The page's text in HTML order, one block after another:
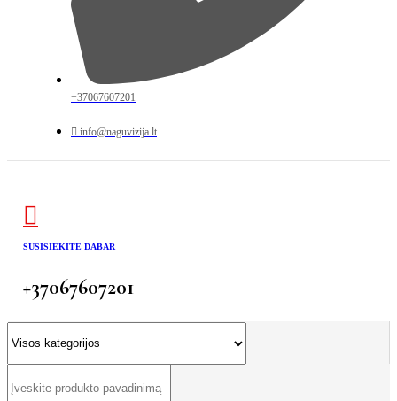
+37067607201
info@naguvizija.lt
SUSISIEKITE DABAR
+37067607201